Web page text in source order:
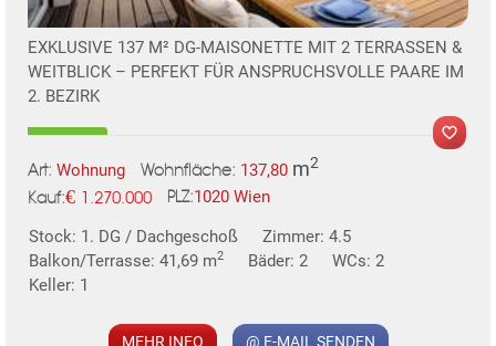
EXKLUSIVE 137 M² DG-MAISONETTE MIT 2 TERRASSEN &
WEITBLICK – PERFEKT FÜR ANSPRUCHSVOLLE PAARE IM
2. BEZIRK
Art: Wohnung Wohnfläche: 137,80 m2
Kauf:€ 1.270.000 PLZ:1020 Wien
Stock: 1. DG / Dachgeschoß
Zimmer: 4.5
Balkon/Terrasse: 41,69 m2 Bäder: 2
WCs: 2
Keller: 1
MEHR INFO @ E-MAIL SENDEN